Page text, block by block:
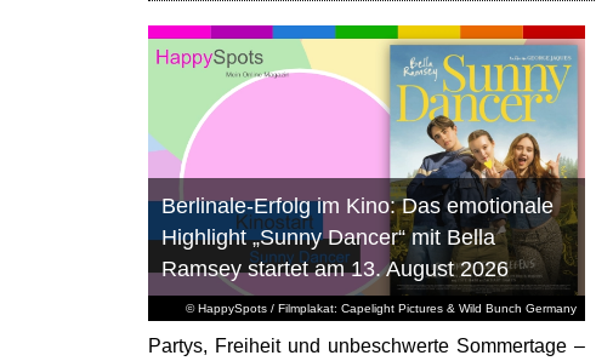
© HappySpots / Filmplakat: Capelight Pictures & Wild Bunch Germany
Berlinale-Erfolg im Kino: Das emotionale
Highlight „Sunny Dancer“ mit Bella
Ramsey startet am 13. August 2026
Partys, Freiheit und unbeschwerte Sommertage –